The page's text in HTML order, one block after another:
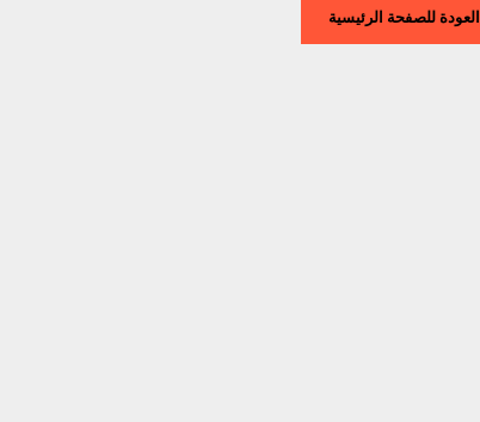
العودة للصفحة الرئيسية